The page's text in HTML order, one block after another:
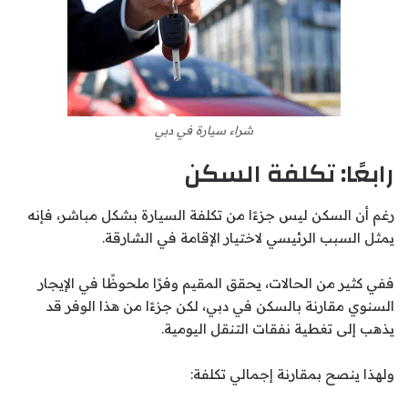
شراء سيارة في دبي
رابعًا: تكلفة السكن
رغم أن السكن ليس جزءًا من تكلفة السيارة بشكل مباشر، فإنه
يمثل السبب الرئيسي لاختيار الإقامة في الشارقة.
ففي كثير من الحالات، يحقق المقيم وفرًا ملحوظًا في الإيجار
السنوي مقارنة بالسكن في دبي، لكن جزءًا من هذا الوفر قد
يذهب إلى تغطية نفقات التنقل اليومية.
ولهذا ينصح بمقارنة إجمالي تكلفة: